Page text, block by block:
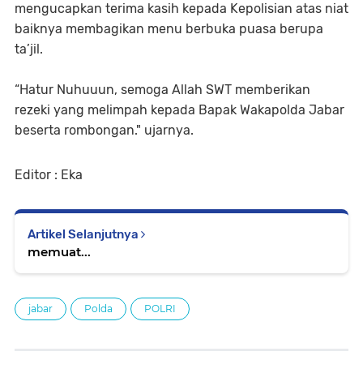
mengucapkan terima kasih kepada Kepolisian atas niat
baiknya membagikan menu berbuka puasa berupa
ta’jil.
“Hatur Nuhuuun, semoga Allah SWT memberikan
rezeki yang melimpah kepada Bapak Wakapolda Jabar
beserta rombongan." ujarnya.
Editor : Eka
Artikel Selanjutnya
memuat...
jabar Polda POLRI